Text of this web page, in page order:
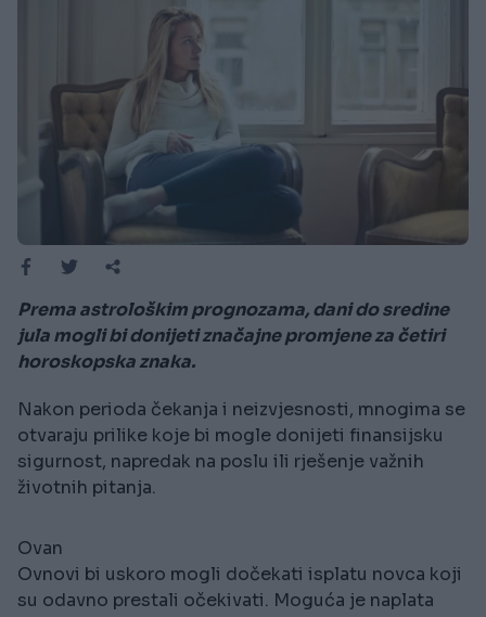
Prema astrološkim prognozama, dani do sredine
jula mogli bi donijeti značajne promjene za četiri
horoskopska znaka.
Nakon perioda čekanja i neizvjesnosti, mnogima se
otvaraju prilike koje bi mogle donijeti finansijsku
sigurnost, napredak na poslu ili rješenje važnih
životnih pitanja.
Ovan
Ovnovi bi uskoro mogli dočekati isplatu novca koji
su odavno prestali očekivati. Moguća je naplata